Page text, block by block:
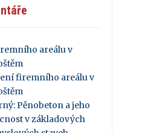
areálu v
firemního areálu v
: Pěnobeton a jeho
v základových